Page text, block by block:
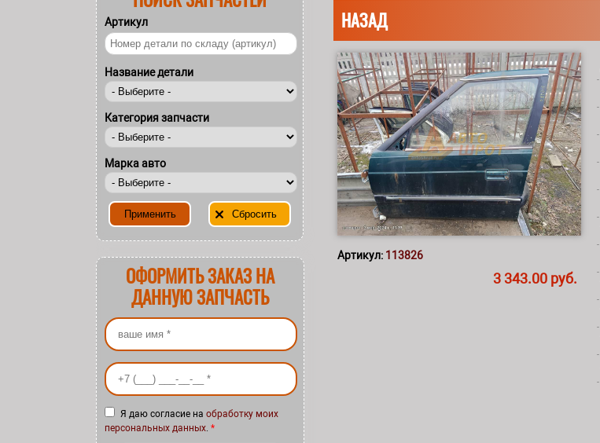
НАЗАД
Артикул: 113826
3 343.00 руб.
Артикул
Название детали
Категория запчасти
Марка авто
ОФОРМИТЬ ЗАКАЗ НА
ДАННУЮ ЗАПЧАСТЬ
Ваше имя
Ваш номер телефона
Я даю согласие на обработку моих
персональных данных. *